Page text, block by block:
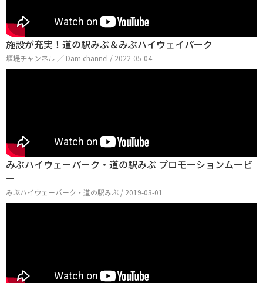
施設が充実！道の駅みぶ＆みぶハイウェイパーク
堰堤チャンネル ／ Dam channel / 2022-05-04
みぶハイウェーパーク・道の駅みぶ プロモーションムービ
ー
みぶハイウェーパーク・道の駅みぶ / 2019-03-01